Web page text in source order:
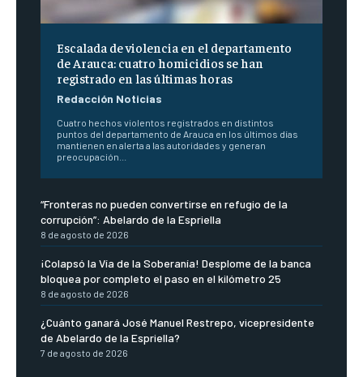
Escalada de violencia en el departamento
de Arauca: cuatro homicidios se han
registrado en las últimas horas
Redacción Noticias
Cuatro hechos violentos registrados en distintos
puntos del departamento de Arauca en los últimos días
mantienen en alerta a las autoridades y generan
preocupación...
“Fronteras no pueden convertirse en refugio de la
corrupción”: Abelardo de la Espriella
8 de agosto de 2026
¡Colapsó la Vía de la Soberanía! Desplome de la banca
bloquea por completo el paso en el kilómetro 25
8 de agosto de 2026
¿Cuánto ganará José Manuel Restrepo, vicepresidente
de Abelardo de la Espriella?
7 de agosto de 2026